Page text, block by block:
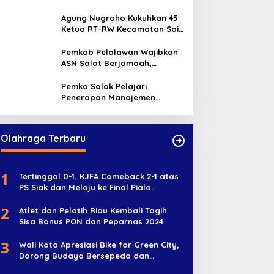
Agung Nugroho Kukuhkan 45
Ketua RT-RW Kecamatan Sail,
Warga
Pemkab Pelalawan Wajibkan
ASN Salat Berjamaah,
Jadi Empat Kali
Pemko Solok Pelajari
Penerapan Manajemen
Olahraga Terbaru
1
Tertinggal 0-1, KJFA Comeback 2-1 atas
PS Siak dan Melaju ke Final Piala
2
Atlet dan Pelatih Riau Kembali Tagih
Sisa Bonus PON dan Peparnas 2024
3
Wali Kota Apresiasi Bike for Green City,
Dorong Budaya Bersepeda dan